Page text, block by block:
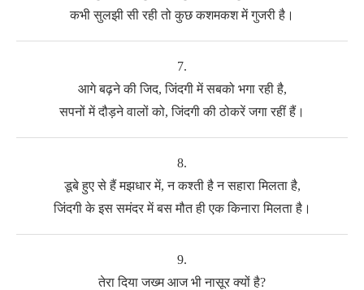
कभी सुलझी सी रही तो कुछ कशमकश में गुजरी है।
7.
आगे बढ़ने की जिद, जिंदगी में सबको भगा रही है,
सपनों में दौड़ने वालों को, जिंदगी की ठोकरें जगा रहीं हैं।
8.
डूबे हुए से हैं मझधार में, न कश्ती है न सहारा मिलता है,
जिंदगी के इस समंदर में बस मौत ही एक किनारा मिलता है।
9.
तेरा दिया जख्म आज भी नासूर क्यों है?